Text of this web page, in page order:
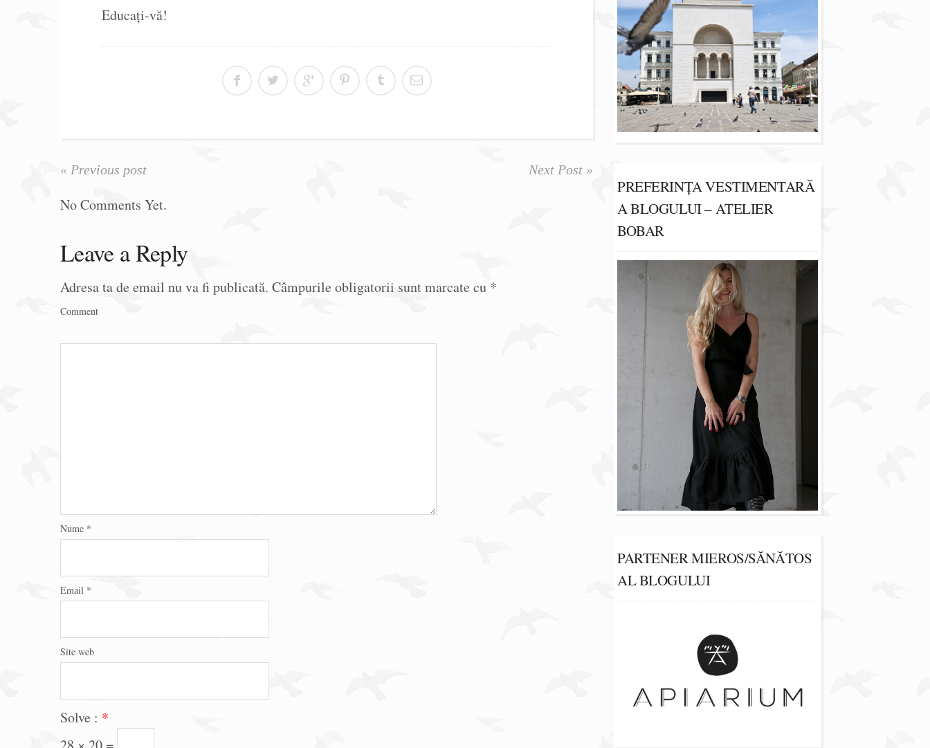
Educați-vă!
« Previous post Next Post »
No Comments Yet.
Leave a Reply
Adresa ta de email nu va fi publicată. Câmpurile obligatorii sunt marcate cu *
Comment
Nume *
Email *
Site web
Solve : *
PREFERINȚA VESTIMENTARĂ
A BLOGULUI – ATELIER
BOBAR
PARTENER MIEROS/SĂNĂTOS
AL BLOGULUI